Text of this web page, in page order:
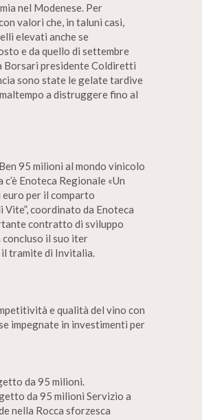
nel Modenese. Per
valori che, in taluni casi,
elevati anche se
e da quello di settembre
Borsari presidente Coldiretti
sono state le gelate tardive
a distruggere fino al
95 milioni al mondo vinicolo
Enoteca Regionale «Un
per il comparto
coordinato da Enoteca
contratto di sviluppo
concluso il suo iter
il tramite di Invitalia.
e qualità del vino con
impegnate in investimenti per
da 95 milioni.
da 95 milioni Servizio a
nella Rocca sforzesca